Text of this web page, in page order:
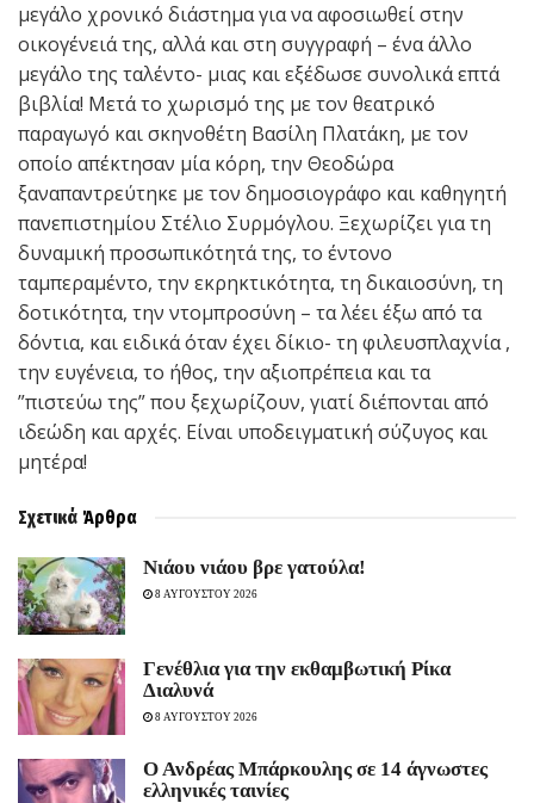
μεγάλο χρονικό διάστημα για να αφοσιωθεί στην
οικογένειά της, αλλά και στη συγγραφή – ένα άλλο
μεγάλο της ταλέντο- μιας και εξέδωσε συνολικά επτά
βιβλία! Μετά το χωρισμό της με τον θεατρικό
παραγωγό και σκηνοθέτη Βασίλη Πλατάκη, με τον
οποίο απέκτησαν μία κόρη, την Θεοδώρα
ξαναπαντρεύτηκε με τον δημοσιογράφο και καθηγητή
πανεπιστημίου Στέλιο Συρμόγλου. Ξεχωρίζει για τη
δυναμική προσωπικότητά της, το έντονο
ταμπεραμέντο, την εκρηκτικότητα, τη δικαιοσύνη, τη
δοτικότητα, την ντομπροσύνη – τα λέει έξω από τα
δόντια, και ειδικά όταν έχει δίκιο- τη φιλευσπλαχνία ,
την ευγένεια, το ήθος, την αξιοπρέπεια και τα
”πιστεύω της” που ξεχωρίζουν, γιατί διέπονται από
ιδεώδη και αρχές. Είναι υποδειγματική σύζυγος και
μητέρα!
Σχετικά Άρθρα
Νιάου νιάου βρε γατούλα!
8 ΑΥΓΟΥΣΤΟΥ 2026
Γενέθλια για την εκθαμβωτική Ρίκα
Διαλυνά
8 ΑΥΓΟΥΣΤΟΥ 2026
Ο Ανδρέας Μπάρκουλης σε 14 άγνωστες
ελληνικές ταινίες